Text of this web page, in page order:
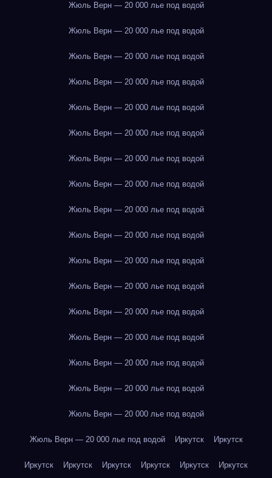
Жюль Верн — 20 000 лье под водой
Жюль Верн — 20 000 лье под водой
Жюль Верн — 20 000 лье под водой
Жюль Верн — 20 000 лье под водой
Жюль Верн — 20 000 лье под водой
Жюль Верн — 20 000 лье под водой
Жюль Верн — 20 000 лье под водой
Жюль Верн — 20 000 лье под водой
Жюль Верн — 20 000 лье под водой
Жюль Верн — 20 000 лье под водой
Жюль Верн — 20 000 лье под водой
Жюль Верн — 20 000 лье под водой
Жюль Верн — 20 000 лье под водой
Жюль Верн — 20 000 лье под водой
Жюль Верн — 20 000 лье под водой
Жюль Верн — 20 000 лье под водой
Жюль Верн — 20 000 лье под водой
Жюль Верн — 20 000 лье под водой Иркутск Иркутск
Иркутск Иркутск Иркутск Иркутск Иркутск Иркутск